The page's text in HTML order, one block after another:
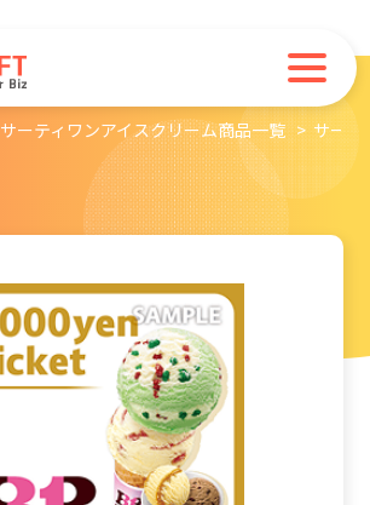
サーティワンアイスクリーム商品一覧 サーテ